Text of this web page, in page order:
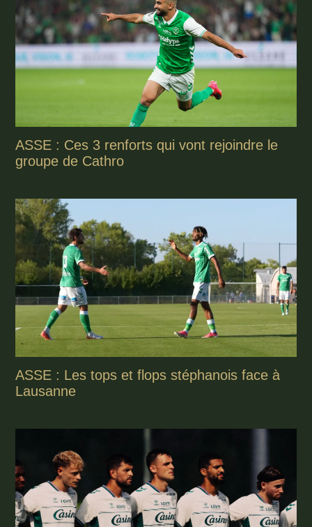
ASSE : Ces 3 renforts qui vont rejoindre le
groupe de Cathro
ASSE : Les tops et flops stéphanois face à
Lausanne